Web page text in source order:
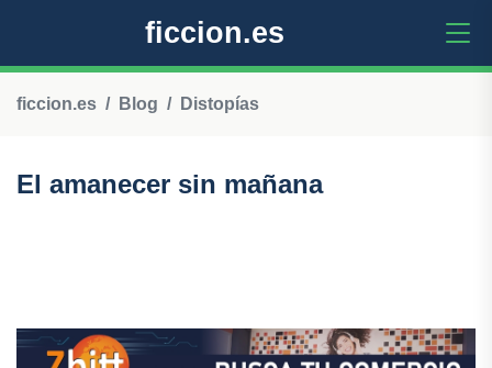
ficcion.es
ficcion.es Blog Distopías
El amanecer sin mañana